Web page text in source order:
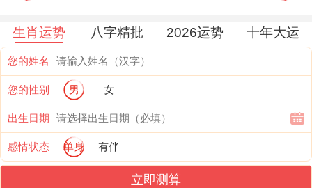
诶」等话术观察对方反应
场景营造刻意制造独处空间可是不主动推进
关系- ▍同火象星座的横向对比各位应当怎
么应对？
星座 主动指数 持久度
生肖运势 八字精批 2026运势 十年大运
您的姓名
您的性别 男 女
出生日期
感情状态 单身 有伴
立即测算